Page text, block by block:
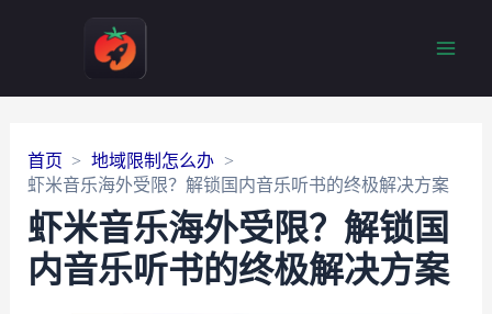
首页
地域限制怎么办
虾米音乐海外受限？解锁国内音乐听书的终极解决方案
虾米音乐海外受限？解锁国
内音乐听书的终极解决方案